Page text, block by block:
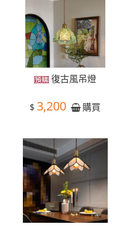
復古風吊燈
$ 3,200 購買